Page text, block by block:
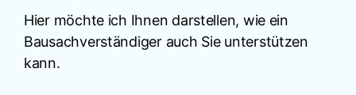
Hier möchte ich Ihnen darstellen, wie ein
Bausachverständiger auch Sie unterstützen
kann.